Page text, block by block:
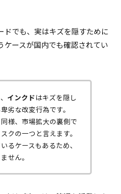
ドでも、実はキズを隠すために
ケースが国内でも確認されてい
インクドはキズを隠し
劣な改変行為です。
様、市場拡大の裏側で
クの一つと言えます。
るケースもあるため、
せん。